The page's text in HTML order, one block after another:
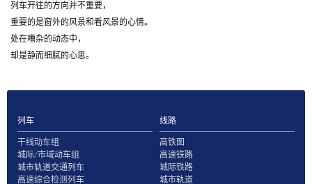
列车开往的方向并不重要，
重要的是窗外的风景和看风景的心情。
处在嘈杂的动态中，
却是静而细腻的心思。
列车
干线动车组
城际/市域动车组
城市轨道交通列车
高速综合检测列车
线路
高铁图
高速铁路
城际铁路
城市轨道